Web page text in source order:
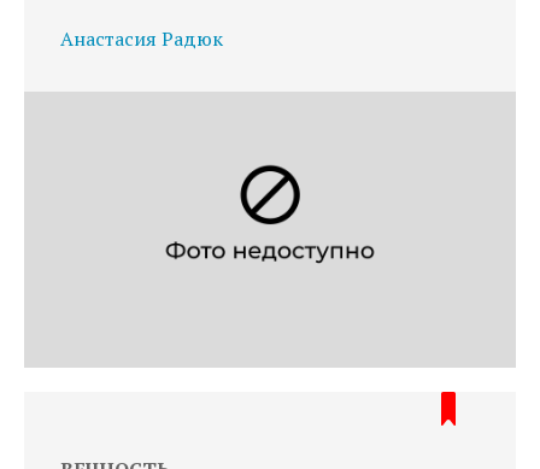
Анастасия Радюк